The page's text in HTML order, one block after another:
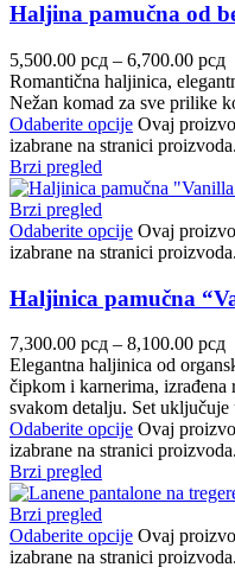
Haljina pamučna od
5,500.00 рсд – 6,700.00 рсд
Romantična haljinica,
Nežan komad za sve prilike
Odaberite opcije Ovaj
izabrane na stranici proizvoda.
Brzi pregled
Brzi pregled
Odaberite opcije Ovaj
izabrane na stranici proizvoda.
Haljinica pamučna
7,300.00 рсд – 8,100.00 рсд
Elegantna haljinica od
čipkom i karnerima, izrađena
svakom detalju. Set
Odaberite opcije Ovaj
izabrane na stranici proizvoda.
Brzi pregled
Brzi pregled
Odaberite opcije Ovaj
izabrane na stranici proizvoda.